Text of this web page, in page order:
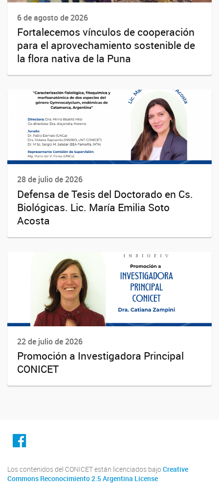
6 de agosto de 2026
Fortalecemos vínculos de cooperación
para el aprovechamiento sostenible de
la flora nativa de la Puna
28 de julio de 2026
Defensa de Tesis del Doctorado en Cs.
Biológicas. Lic. María Emilia Soto
Acosta
22 de julio de 2026
Promoción a Investigadora Principal
CONICET
facebook
Los contenidos del CONICET están licenciados bajo Creative
Commons Reconocimiento 2.5 Argentina License